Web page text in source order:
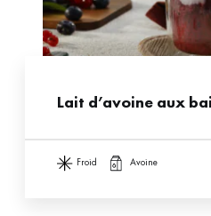
Lait d’avoine aux
froid avoine